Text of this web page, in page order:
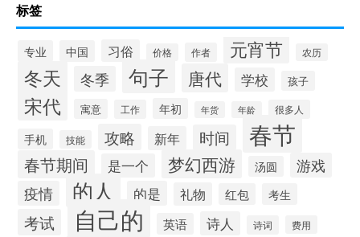
标签
专业 中国 习俗 价格 作者 元宵节 农历
冬天 冬季 句子 唐代 学校 孩子
宋代 寓意 工作 年初 年货 年龄 很多人
手机 技能 攻略 新年 时间 春节
春节期间 是一个 梦幻西游 汤圆
游戏
疫情
的人 的是 礼物 红包 考生
考试 自己的 英语 诗人 诗词 费用